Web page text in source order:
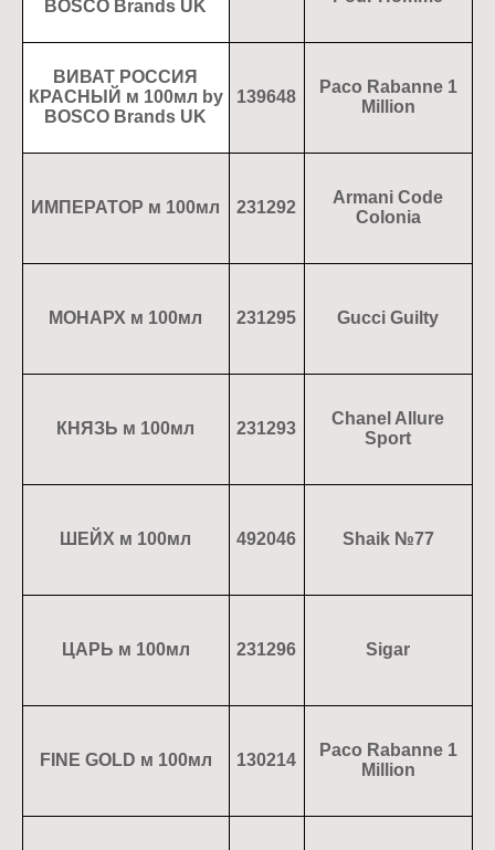
BOSCO Brands UK
ВИВАТ РОССИЯ
КРАСНЫЙ м 100мл by
BOSCO Brands UK
139648
Paco Rabanne 1
Million
ИМПЕРАТОР м 100мл 231292
Armani Code
Colonia
МОНАРХ м 100мл 231295 Gucci Guilty
КНЯЗЬ м 100мл 231293
Chanel Allure
Sport
ШЕЙХ м 100мл 492046 Shaik №77
ЦАРЬ м 100мл 231296 Sigar
FINE GOLD м 100мл 130214
Paco Rabanne 1
Million